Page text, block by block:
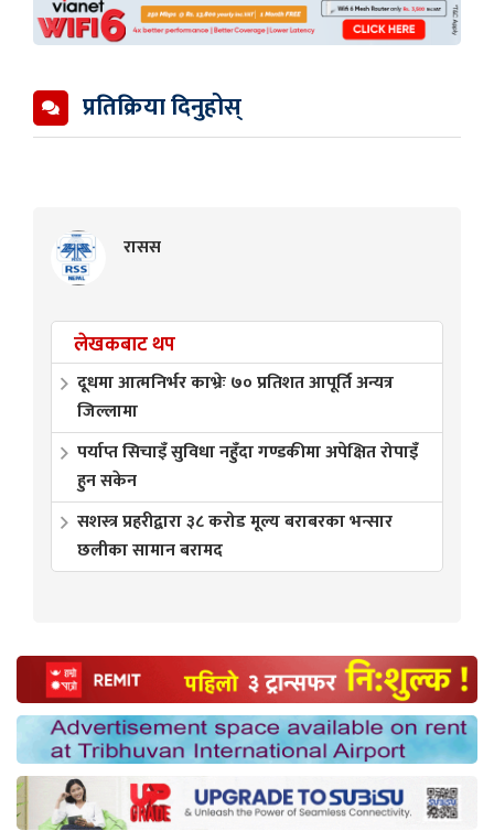
प्रतिक्रिया दिनुहोस्
रासस
लेखकबाट थप
दूधमा आत्मनिर्भर काभ्रेः ७० प्रतिशत आपूर्ति अन्यत्र
जिल्लामा
पर्याप्त सिचाइँ सुविधा नहुँदा गण्डकीमा अपेक्षित रोपाइँ
हुन सकेन
सशस्त्र प्रहरीद्वारा ३८ करोड मूल्य बराबरका भन्सार
छलीका सामान बरामद